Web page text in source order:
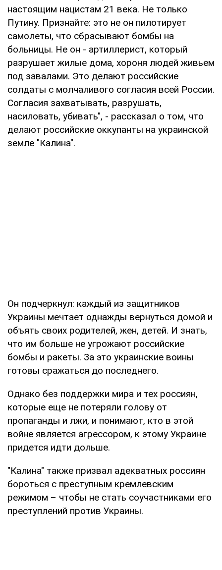
настоящим нацистам 21 века. Не только
Путину. Признайте: это не он пилотирует
самолеты, что сбрасывают бомбы на
больницы. Не он - артиллерист, который
разрушает жилые дома, хороня людей живьем
под завалами. Это делают российские
солдаты с молчаливого согласия всей России.
Согласия захватывать, разрушать,
насиловать, убивать", - рассказал о том, что
делают российские оккупанты на украинской
земле "Калина".
Он подчеркнул: каждый из защитников
Украины мечтает однажды вернуться домой и
объять своих родителей, жен, детей. И знать,
что им больше не угрожают российские
бомбы и ракеты. За это украинские воины
готовы сражаться до последнего.
Однако без поддержки мира и тех россиян,
которые еще не потеряли голову от
пропаганды и лжи, и понимают, кто в этой
войне является агрессором, к этому Украине
придется идти дольше.
"Калина" также призвал адекватных россиян
бороться с преступным кремлевским
режимом – чтобы не стать соучастниками его
преступлений против Украины.